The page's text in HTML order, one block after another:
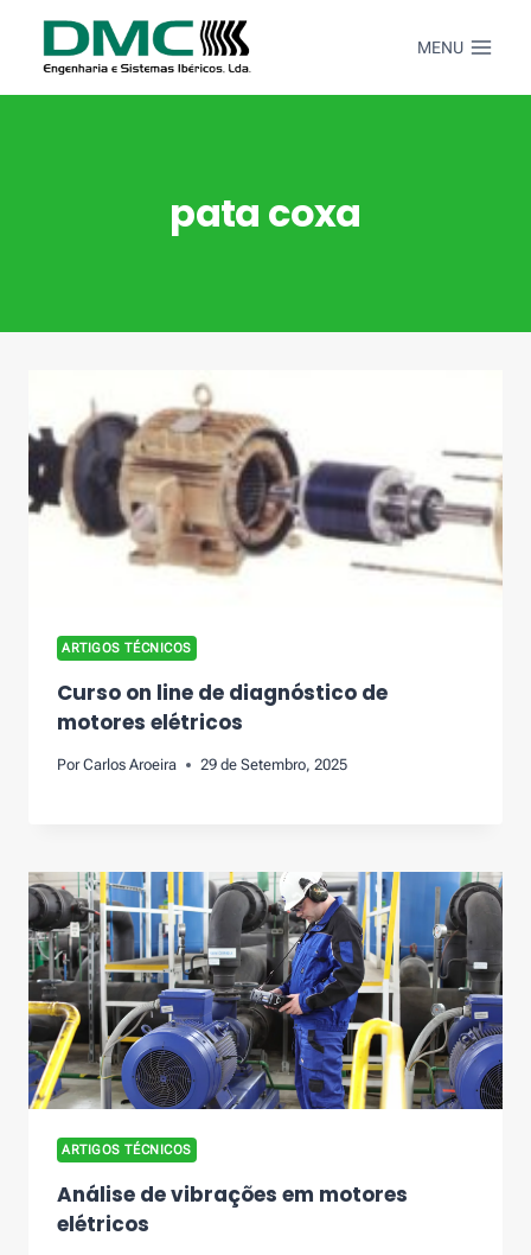
content
MENU
pata coxa
ARTIGOS TÉCNICOS
Curso on line de diagnóstico de
motores elétricos
Por Carlos Aroeira 29 de Setembro, 2025
ARTIGOS TÉCNICOS
Análise de vibrações em motores
elétricos